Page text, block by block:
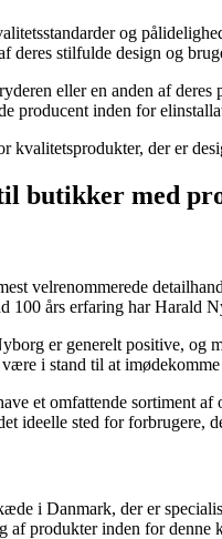
og
deres stilfulde design og
eller en anden af
producent inden for
der er
butikker med
velrenommerede
100 års erfaring har Harald
er generelt positive, og
i stand til at
et omfattende sortiment
ideelle sted for forbrugere,
i Danmark, der er
af produkter inden for denne